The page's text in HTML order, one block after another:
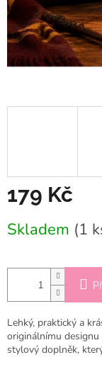
179 Kč
cena:
Skladem (1
Lehký, praktický a
originálnímu designu
stylový doplněk,